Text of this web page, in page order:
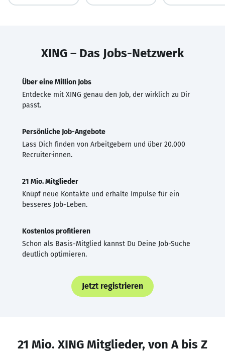
XING – Das Jobs-Netzwerk
Über eine Million Jobs
Entdecke mit XING genau den Job, der wirklich zu Dir
passt.
Persönliche Job-Angebote
Lass Dich finden von Arbeitgebern und über 20.000
Recruiter·innen.
21 Mio. Mitglieder
Knüpf neue Kontakte und erhalte Impulse für ein
besseres Job-Leben.
Kostenlos profitieren
Schon als Basis-Mitglied kannst Du Deine Job-Suche
deutlich optimieren.
Jetzt registrieren
21 Mio. XING Mitglieder, von A bis Z